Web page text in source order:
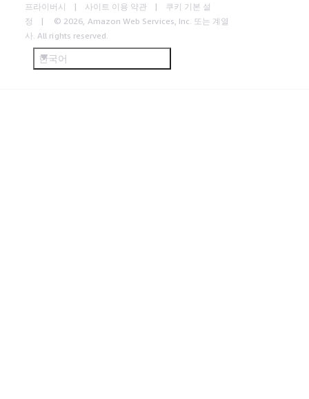
프라이버시 사이트 이용 약관
쿠키 기본 설
정
© 2026, Amazon Web Services, Inc. 또는 계열
사. All rights reserved.
한국어